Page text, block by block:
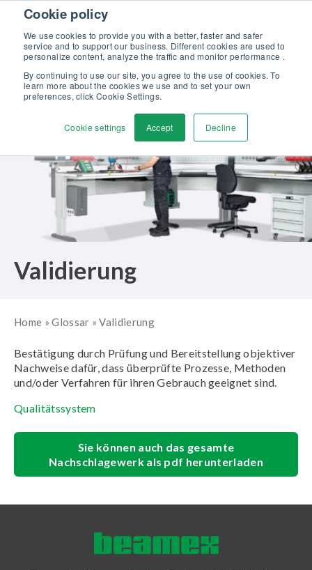
Cookie policy
We use cookies to provide you with a better, faster and safer
service and to support our business. Different cookies are used to
personalize content, analyze the traffic and monitor performance .
By continuing to use our site, you agree to the use of cookies. To
learn more about the cookies we use and to set your own
preferences, click Cookie Settings.
Cookie settings Accept Decline
Skip to content
Kalibriergrundlagen Druck (eBook) – jetzt kostenlos herunterladen!
Kontaktieren
Validierung
Home »Glossar »Validierung
Bestätigung durch Prüfung und Bereitstellung objektiver
Nachweise dafür, dass überprüfte Prozesse, Methoden
und/oder Verfahren für ihren Gebrauch geeignet sind.
Qualitätssystem
Sie können auch das gesamte
Nachschlagewerk als pdf herunterladen